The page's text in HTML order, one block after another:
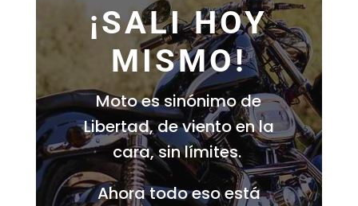
¡SALI HOY
MISMO!
Moto es sinónimo de
Libertad, de viento en la
cara, sin límites.
Ahora todo eso está